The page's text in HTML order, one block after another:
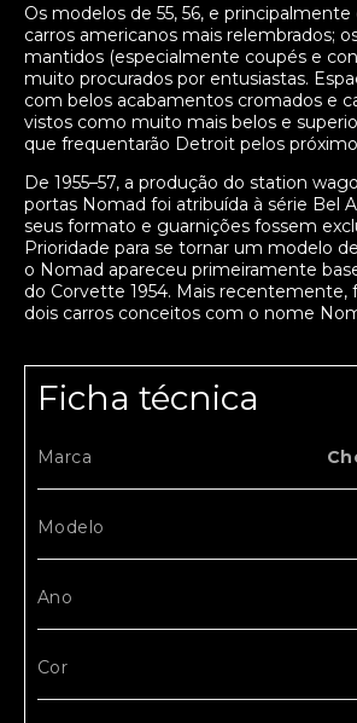
Os modelos de 55, 56, e principalmente
carros americanos mais relembrados;
mantidos (especialmente coupés e
muito procurados por entusiastas.
com belos acabamentos cromados e
vistos como muito mais belos e
que frequentarão Detroit pelos
De 1955–57, a produção do station
portas Nomad foi atribuída à série Bel
seus formato e guarnições fossem
Prioridade para se tornar um modelo
o Nomad apareceu primeiramente
do Corvette 1954. Mais recentemente,
dois carros conceitos com o nome
Ficha técnica
Marca
Modelo
Ano
Cor